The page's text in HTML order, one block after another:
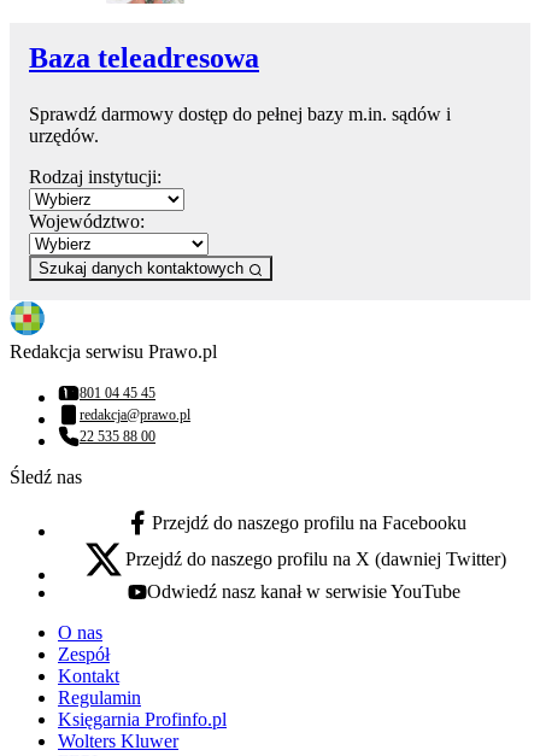
Baza teleadresowa
Sprawdź darmowy dostęp do pełnej bazy m.in. sądów i
urzędów.
Rodzaj instytucji:
Województwo:
Szukaj danych kontaktowych
Redakcja serwisu Prawo.pl
Numer telefonu:
801 04 45 45
Adres email:
redakcja@prawo.pl
Numer telefonu:
22 535 88 00
Śledź nas
facebook - otwiera się w nowej karcie
Przejdź do naszego profilu na Facebooku
x - otwiera się w nowej karcie
Przejdź do naszego profilu na X (dawniej Twitter)
youtube - otwiera się w nowej karcie
Odwiedź nasz kanał w serwisie YouTube
O nas
Zespół
Kontakt
Regulamin
Księgarnia Profinfo.pl
Wolters Kluwer